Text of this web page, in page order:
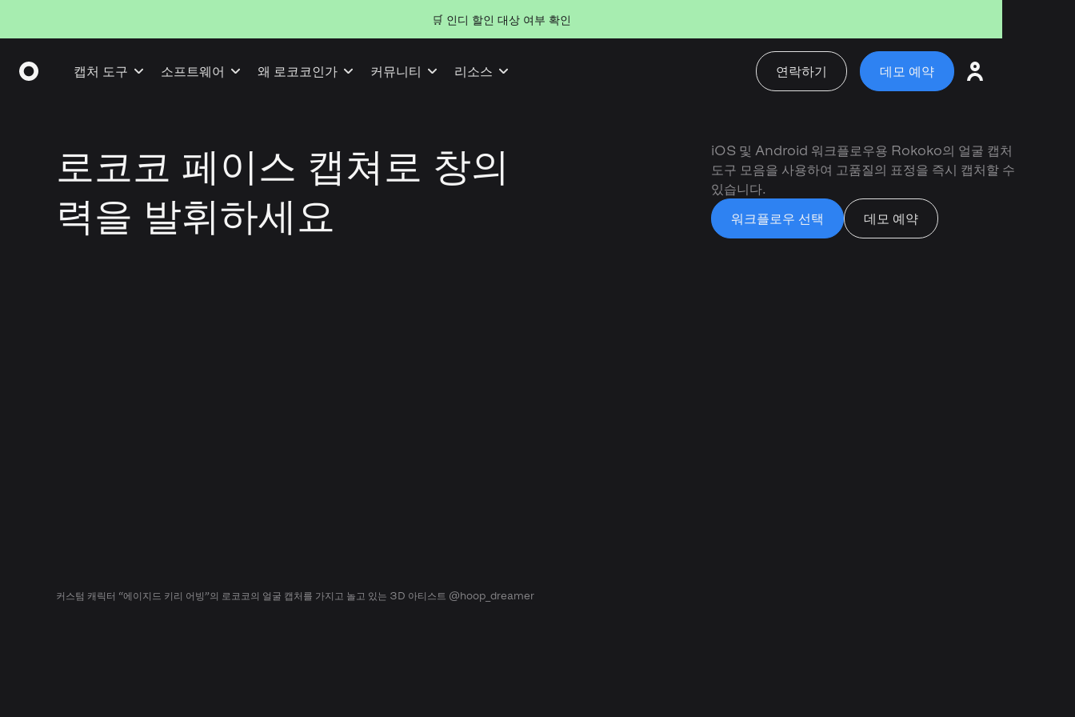
🛒 인디 할인 대상 여부 확인
캡처 도구 소프트웨어 왜 로코코인가 커뮤니티 리소스 연락하기 데모 예약
로코코 페이스 캡쳐로 창의
력을 발휘하세요
iOS 및 Android 워크플로우용 Rokoko의 얼굴 캡처
도구 모음을 사용하여 고품질의 표정을 즉시 캡처할 수
있습니다.
워크플로우 선택
데모 예약
커스텀 캐릭터 “에이지드 키리 어빙”의 로코코의 얼굴 캡처를 가지고 놀고 있는 3D 아티스트 @hoop_dreamer